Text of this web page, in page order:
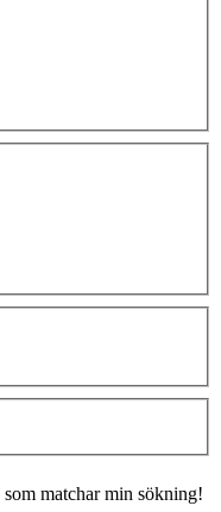
matchar min sökning!